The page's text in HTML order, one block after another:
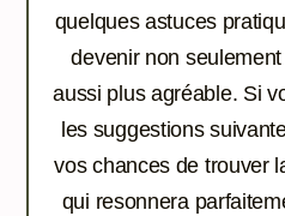
quelques astuces
devenir non
aussi plus agréable. Si
les suggestions
vos chances de trouver
qui resonnera